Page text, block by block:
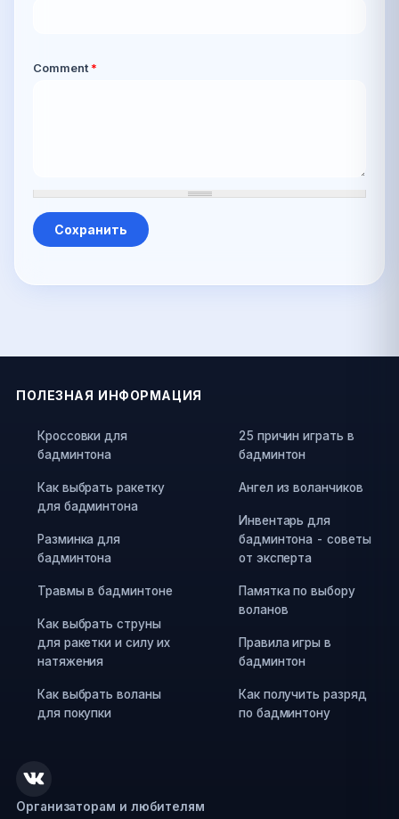
Comment *
ПОЛЕЗНАЯ ИНФОРМАЦИЯ
Кроссовки для
бадминтона
Как выбрать ракетку
для бадминтона
Разминка для
бадминтона
Травмы в бадминтоне
Как выбрать струны
для ракетки и силу их
натяжения
Как выбрать воланы
для покупки
25 причин играть в
бадминтон
Ангел из воланчиков
Инвентарь для
бадминтона - советы
от эксперта
Памятка по выбору
воланов
Правила игры в
бадминтон
Как получить разряд
по бадминтону
Организаторам и любителям